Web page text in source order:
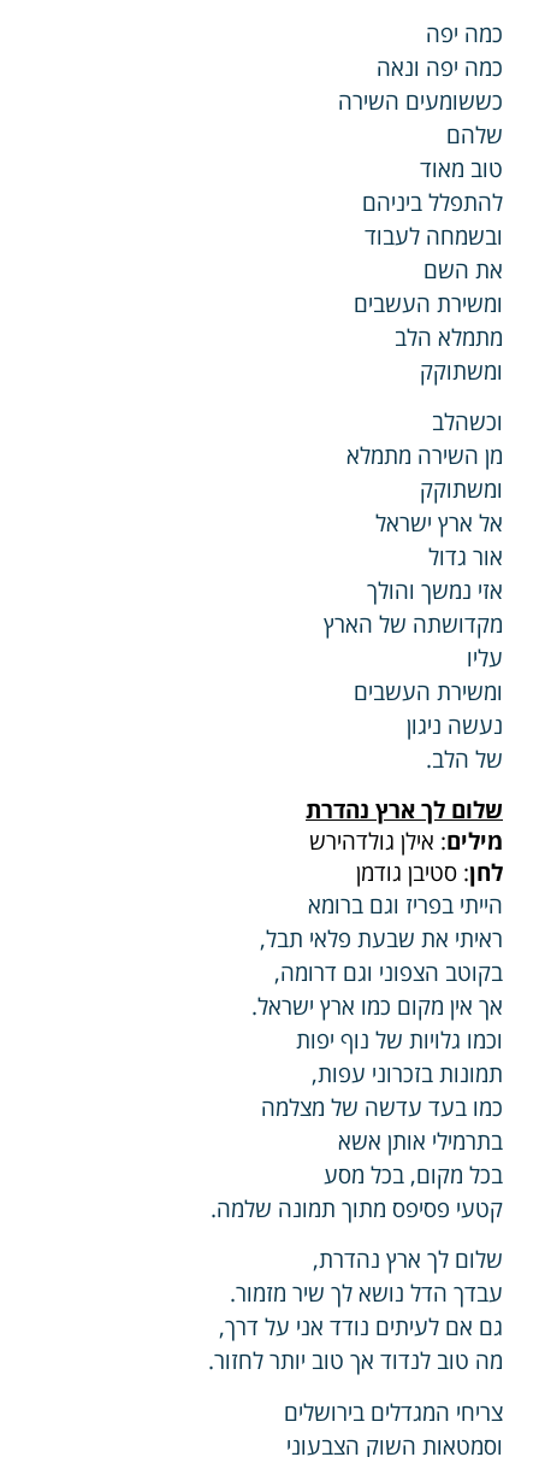
כמה יפה
כמה יפה ונאה
כששומעים השירה
שלהם
טוב מאוד
להתפלל ביניהם
ובשמחה לעבוד
את השם
ומשירת העשבים
מתמלא הלב
ומשתוקק
וכשהלב
מן השירה מתמלא
ומשתוקק
אל ארץ ישראל
אור גדול
אזי נמשך והולך
מקדושתה של הארץ
עליו
ומשירת העשבים
נעשה ניגון
של הלב.
שלום לך ארץ נהדרת
מילים: אילן גולדהירש
לחן: סטיבן גודמן
הייתי בפריז וגם ברומא
ראיתי את שבעת פלאי תבל,
בקוטב הצפוני וגם דרומה,
אך אין מקום כמו ארץ ישראל.
וכמו גלויות של נוף יפות
תמונות בזכרוני עפות,
כמו בעד עדשה של מצלמה
בתרמילי אותן אשא
בכל מקום, בכל מסע
קטעי פסיפס מתוך תמונה שלמה.
שלום לך ארץ נהדרת,
עבדך הדל נושא לך שיר מזמור.
גם אם לעיתים נודד אני על דרך,
מה טוב לנדוד אך טוב יותר לחזור.
צריחי המגדלים בירושלים
וסמטאות השוק הצבעוני